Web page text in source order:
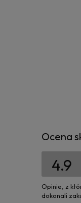
Ocena
4.9
Opinie, z
dokonali